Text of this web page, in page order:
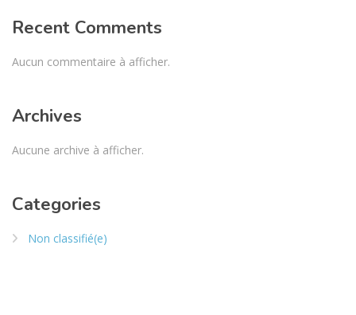
Recent Comments
Aucun commentaire à afficher.
Archives
Aucune archive à afficher.
Categories
Non classifié(e)